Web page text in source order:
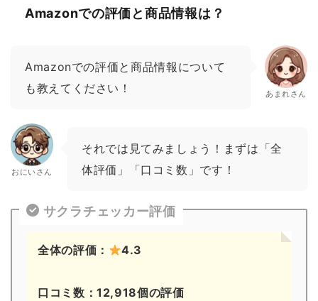
Amazonでの評価と商品情報は？
Amazonでの評価と商品情報について
も教えてください！
あまれさん
おにいさん
それでは見てみましょう！まずは「全
体評価」「口コミ数」です！
サクラチェッカー評価
全体の評価： 4.3
口コミ数：12,918個の評価